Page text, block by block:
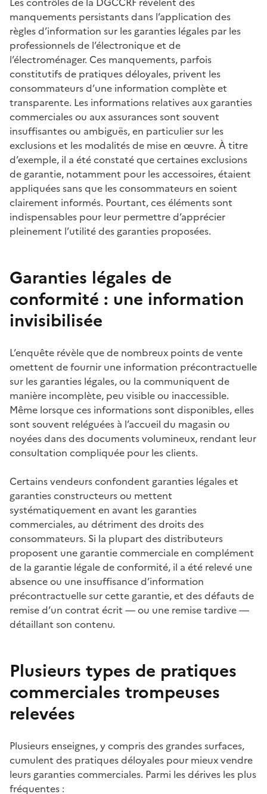
manquements persistants dans l’application des
règles d’information sur les garanties légales par les
professionnels de l’électronique et de
l’électroménager. Ces manquements, parfois
constitutifs de pratiques déloyales, privent les
consommateurs d’une information complète et
transparente. Les informations relatives aux garanties
commerciales ou aux assurances sont souvent
insuffisantes ou ambiguës, en particulier sur les
exclusions et les modalités de mise en œuvre. À titre
d’exemple, il a été constaté que certaines exclusions
de garantie, notamment pour les accessoires, étaient
appliquées sans que les consommateurs en soient
clairement informés. Pourtant, ces éléments sont
indispensables pour leur permettre d’apprécier
pleinement l’utilité des garanties proposées.
Garanties légales de
conformité : une information
invisibilisée
L’enquête révèle que de nombreux points de vente
omettent de fournir une information précontractuelle
sur les garanties légales, ou la communiquent de
manière incomplète, peu visible ou inaccessible.
Même lorsque ces informations sont disponibles, elles
sont souvent reléguées à l’accueil du magasin ou
noyées dans des documents volumineux, rendant leur
consultation compliquée pour les clients.
Certains vendeurs confondent garanties légales et
garanties constructeurs ou mettent
systématiquement en avant les garanties
commerciales, au détriment des droits des
consommateurs. Si la plupart des distributeurs
proposent une garantie commerciale en complément
de la garantie légale de conformité, il a été relevé une
absence ou une insuffisance d’information
précontractuelle sur cette garantie, et des défauts de
remise d’un contrat écrit — ou une remise tardive —
détaillant son contenu.
Plusieurs types de pratiques
commerciales trompeuses
relevées
Plusieurs enseignes, y compris des grandes surfaces,
cumulent des pratiques déloyales pour mieux vendre
leurs garanties commerciales. Parmi les dérives les plus
fréquentes :